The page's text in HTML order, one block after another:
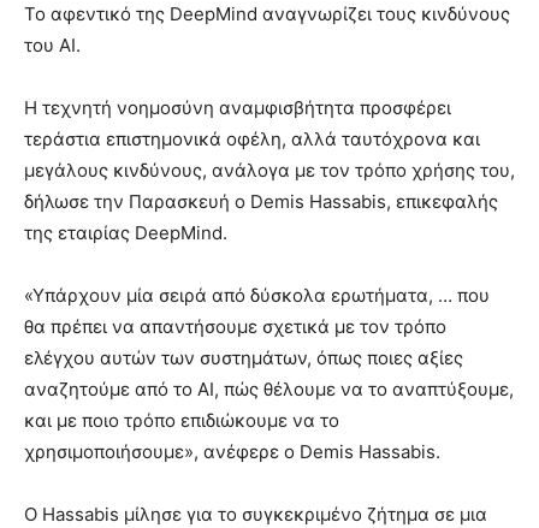
Το αφεντικό της DeepMind αναγνωρίζει τους κινδύνους
του AI.
Η τεχνητή νοημοσύνη αναμφισβήτητα προσφέρει
τεράστια επιστημονικά οφέλη, αλλά ταυτόχρονα και
μεγάλους κινδύνους, ανάλογα με τον τρόπο χρήσης του,
δήλωσε την Παρασκευή ο Demis Hassabis, επικεφαλής
της εταιρίας DeepMind.
«Υπάρχουν μία σειρά από δύσκολα ερωτήματα, … που
θα πρέπει να απαντήσουμε σχετικά με τον τρόπο
ελέγχου αυτών των συστημάτων, όπως ποιες αξίες
αναζητούμε από το AI, πώς θέλουμε να το αναπτύξουμε,
και με ποιο τρόπο επιδιώκουμε να το
χρησιμοποιήσουμε», ανέφερε ο Demis Hassabis.
Ο Hassabis μίλησε για το συγκεκριμένο ζήτημα σε μια